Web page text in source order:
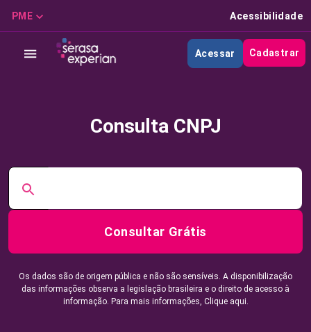
PME Acessibilidade
Acessar Cadastrar
Consulta CNPJ
Consultar Grátis
Os dados são de origem pública e não são sensíveis. A disponibilização
das informações observa a legislação brasileira e o direito de acesso à
informação. Para mais informações, Clique aqui.